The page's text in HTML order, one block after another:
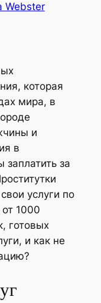
Webster
которая
мира, в
и
в
заплатить за
услуги по
1000
готовых
и как не